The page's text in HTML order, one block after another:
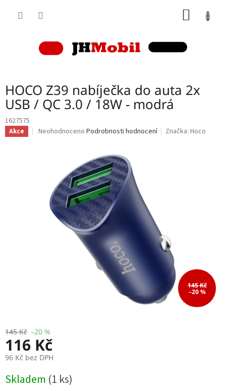
HOCO Z39 nabíječka do auta 2x
USB / QC 3.0 / 18W - modrá
1627575
Akce
Průměrné
hvězdiček.
Neohodnoceno Podrobnosti hodnocení Značka:Hoco
145 Kč
–20 %
145 Kč –20 %
116 Kč
96 Kč bez DPH
cena:
Skladem (1 ks)